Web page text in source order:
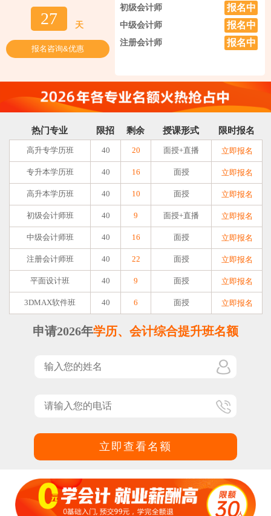
27 天
报名咨询&优惠
初级会计师 报名中
中级会计师 报名中
注册会计师 报名中
热门专业 限招 剩余 授课形式 限时报名
高升专学历班 40 20 面授+直播 立即报名
专升本学历班 40 16 面授 立即报名
高升本学历班 40 10 面授 立即报名
初级会计师班 40 9 面授+直播 立即报名
中级会计师班 40 16 面授 立即报名
注册会计师班 40 22 面授 立即报名
平面设计班 40 9 面授 立即报名
3DMAX软件班 40 6 面授 立即报名
申请2026年学历、会计综合提升班名额
立即查看名额